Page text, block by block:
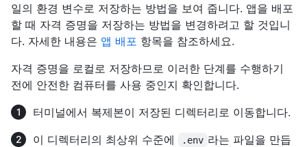
일의 환경 변수로 저장하는 방법을 보여 줍니다. 앱을 배포
할 때 자격 증명을 저장하는 방법을 변경하려고 할 것입니
다. 자세한 내용은 앱 배포 항목을 참조하세요.
자격 증명을 로컬로 저장하므로 이러한 단계를 수행하기
전에 안전한 컴퓨터를 사용 중인지 확인합니다.
터미널에서 복제본이 저장된 디렉터리로 이동합니다.
이 디렉터리의 최상위 수준에
.env 라는 파일을 만듭